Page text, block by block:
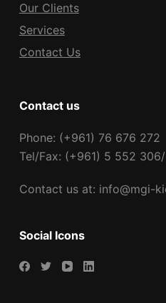
Our Clients
Services
Contact Us
Contact us
Phone: (+961) 76 676 272
Tel/Fax: (+961) 5 552
Contact us at: info@mgi-
Social Icons